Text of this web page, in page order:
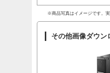
※商品写真はイメージです。
その他画像ダウン